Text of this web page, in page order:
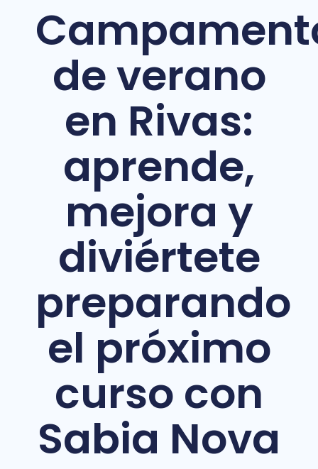
de verano
en Rivas:
aprende,
mejora y
diviértete
preparando
el próximo
curso con
Sabia Nova